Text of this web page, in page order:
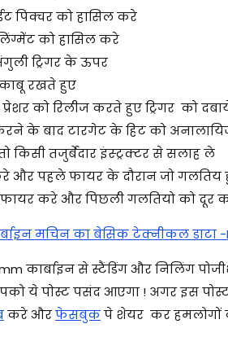
पिक्चर को हासिल करे
को हासिल करे
ट्रिगर के ऊपर
रखते हुए
प्रेशर को रिलीज करते हुए ट्रिगर को
के बाद टारगेट के हिट को
किसी तजुर्बेदार इंस्ट्रक्टर से सलाह ले
करे और पहले फायर के दौरान जो
करे और पिछली गलतियो को दूर
मचिन का बेसिक टेक्नीकल डाटा -I
कार्बाइन से स्टैंडिंग और निलिंग
ये पोस्ट पसंद आएगा ! अगर इस
करे औरफेसबुकपे शेयर कर हमलोगों